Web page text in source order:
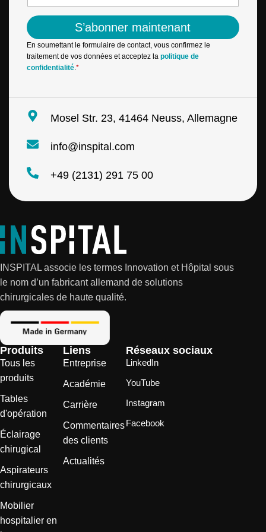
E
-
m
a
i
m
a
i
l
*
S’abonner maintenant
En soumettant le formulaire de contact, vous confirmez le
traitement de vos données et acceptez la politique de
confidentialité *
Mosel Str. 23, 41464 Neuss, Allemagne
info@inspital.com
+49 (2131) 291 75 00
INSPITAL associe les termes Innovation et Hôpital sous
le nom d’un fabricant allemand de solutions
chirurgicales de haute qualité.
Produits
Tous les
produits
Tables
d'opération
Éclairage
chirugical
Aspirateurs
chirurgicaux
Mobilier
hospitalier en
Liens
Entreprise
Académie
Carrière
Commentaires
des clients
Actualités
Réseaux sociaux
LinkedIn
YouTube
Instagram
Facebook